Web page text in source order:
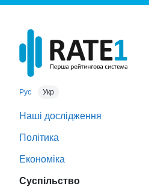
Рус Укр
Наші дослідження
Політика
Економіка
Суспільство